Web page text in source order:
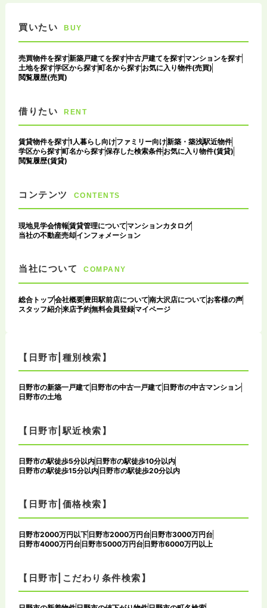
買いたい BUY
売買物件を探す新築戸建てを探す中古戸建てを探すマンションを探す
土地を探す学区から探す町名から探すお気に入り物件(売買)
閲覧履歴(売買)
借りたい RENT
賃貸物件を探す1人暮らし向けファミリー向け新築・築浅駅近物件
学区から探す町名から探す保存した検索条件お気に入り物件(賃貸)
閲覧履歴(賃貸)
コンテンツ CONTENTS
現地見学会情報賃貸管理について マンションカタログ
当社の不動産売却インフォメーション
当社について COMPANY
総合トップ会社概要豊田駅前店について南大沢店について お客様の声
スタッフ紹介来店予約無料会員登録マイページ
【日野市|種別検索】
日野市の新築一戸建て 日野市の中古一戸建て 日野市の中古マンション
日野市の土地
【日野市|駅近検索】
日野市の駅徒歩5分以内 日野市の駅徒歩10分以内
日野市の駅徒歩15分以内 日野市の駅徒歩20分以内
【日野市|価格検索】
日野市2000万円以下 日野市2000万円台 日野市3000万円台
日野市4000万円台 日野市5000万円台 日野市6000万円以上
【日野市|こだわり条件検索】